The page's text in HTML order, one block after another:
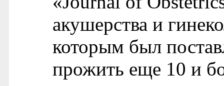
акушерства и
которым был
прожить еще 10 и